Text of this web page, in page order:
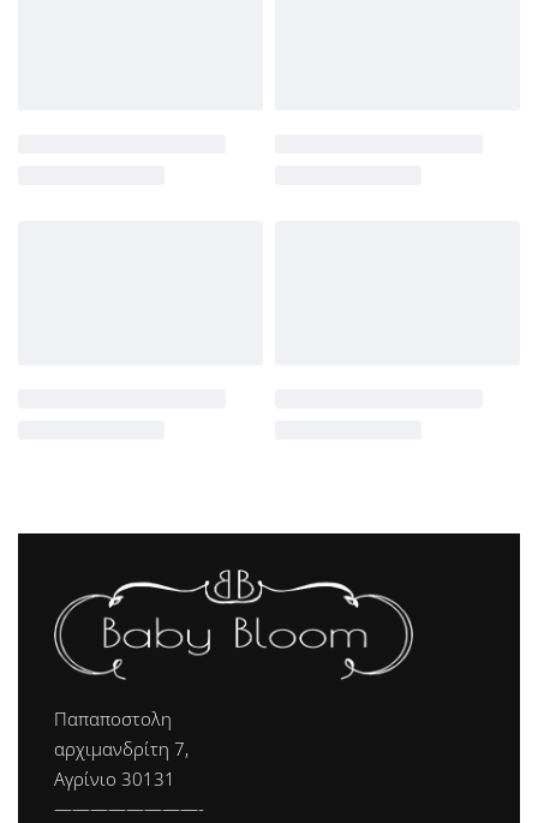
Παπαποστολη
αρχιμανδρίτη 7,
Αγρίνιο 30131
————————-